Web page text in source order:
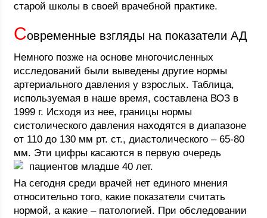
старой школы в своей врачебной практике.
Современные взгляды на показатели АД
Немного позже на основе многочисленных
исследований были выведены другие нормы
артериального давления у взрослых. Таблица,
используемая в наше время, составлена ВОЗ в
1999 г. Исходя из нее, границы нормы
систолического давления находятся в диапазоне
от 110 до 130 мм рт. ст., диастолического – 65-80
мм. Эти цифры касаются в первую очередь
пациентов младше 40 лет.
На сегодня среди врачей нет единого мнения
относительно того, какие показатели считать
нормой, а какие – патологией. При обследовании